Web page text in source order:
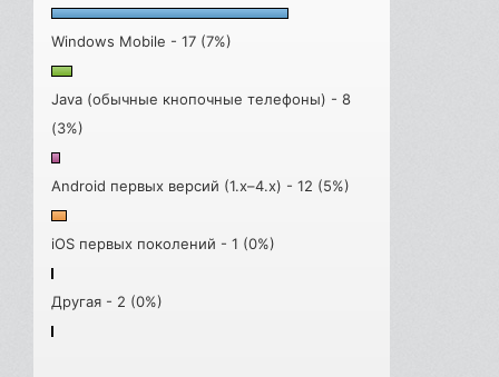
Windows Mobile - 17 (7%)
Java (обычные кнопочные телефоны) - 8
(3%)
Android первых версий (1.x–4.x) - 12 (5%)
iOS первых поколений - 1 (0%)
Другая - 2 (0%)